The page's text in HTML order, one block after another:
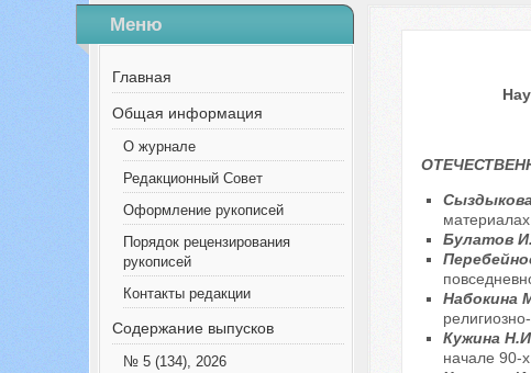
Содержание выпусков
№ 5 (50), 2019
Меню
Главная
Общая информация
О журнале
Редакционный Совет
Оформление рукописей
Порядок рецензирования
рукописей
Контакты редакции
Содержание выпусков
№ 5 (134), 2026
Булатов
Набокина
Кужина
начале 90-